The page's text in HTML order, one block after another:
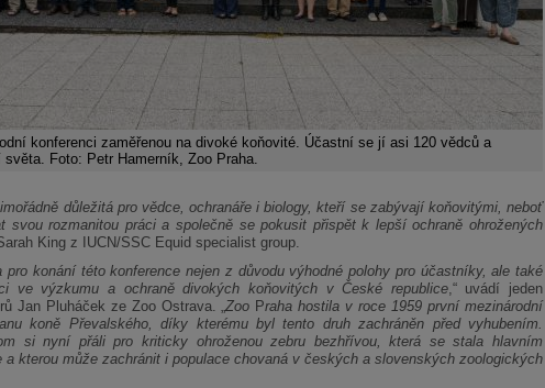
konferenci zaměřenou na divoké koňovité. Účastní se jí asi 120 vědců a
Foto: Petr Hamerník, Zoo Praha.
důležitá pro vědce, ochranáře i biology, kteří se zabývají koňovitými, neboť
svou rozmanitou práci a společně se pokusit přispět k lepší ochraně ohrožených
King z IUCN/SSC Equid specialist group.
pro konání této konference nejen z důvodu výhodné polohy pro účastníky, ale také
ve výzkumu a ochraně divokých koňovitých v České republice,“ uvádí jeden
Jan Pluháček ze Zoo Ostrava. „Zoo Praha hostila v roce 1959 první mezinárodní
koně Převalského, díky kterému byl tento druh zachráněn před vyhubením.
si nyní přáli pro kriticky ohroženou zebru bezhřívou, která se stala hlavním
a kterou může zachránit i populace chovaná v českých a slovenských zoologických